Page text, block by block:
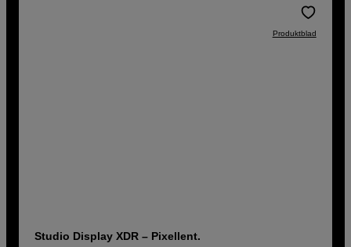
Produktblad
Studio Display XDR – Pixellent.